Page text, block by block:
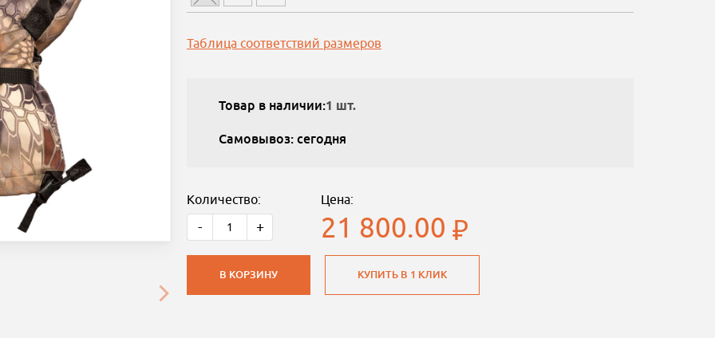
Таблица соответствий размеров
Товар в наличии:1 шт.
Самовывоз: сегодня
Количество:
- +
Цена:
21 800.00
В КОРЗИНУ КУПИТЬ В 1 КЛИК